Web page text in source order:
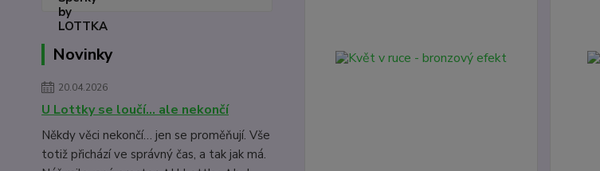
Novinky
20.04.2026
U Lottky se loučí… ale nekončí
Někdy věci nekončí… jen se proměňují. Vše
totiž přichází ve správný čas, a tak jak má.